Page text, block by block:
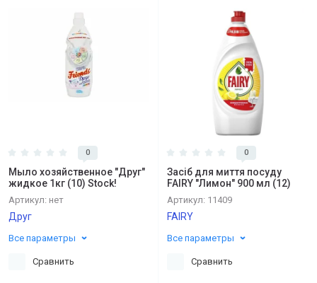
0
Мыло хозяйственное "Друг"
жидкое 1кг (10) Stock!
Артикул: нет
Друг
Все параметры
Сравнить
0
Засіб для миття посуду
FAIRY "Лимон" 900 мл (12)
Артикул: 11409
FAIRY
Все параметры
Сравнить